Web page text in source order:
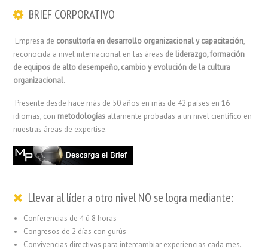
BRIEF CORPORATIVO
Empresa de consultoría en desarrollo organizacional y capacitación,
reconocida a nivel internacional en las áreas de liderazgo, formación
de equipos de alto desempeño, cambio y evolución de la cultura
organizacional.
Presente desde hace más de 50 años en más de 42 países en 16
idiomas, con metodologías altamente probadas a un nivel científico en
nuestras áreas de expertise.
Llevar al líder a otro nivel NO se logra mediante:
Conferencias de 4 ú 8 horas
Congresos de 2 días con gurús
Convivencias directivas para intercambiar experiencias cada mes.